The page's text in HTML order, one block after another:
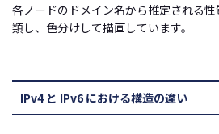
各ノードのドメイン名から推定される
類し、色分けして描画しています。
IPv4 と IPv6 における構造の違い